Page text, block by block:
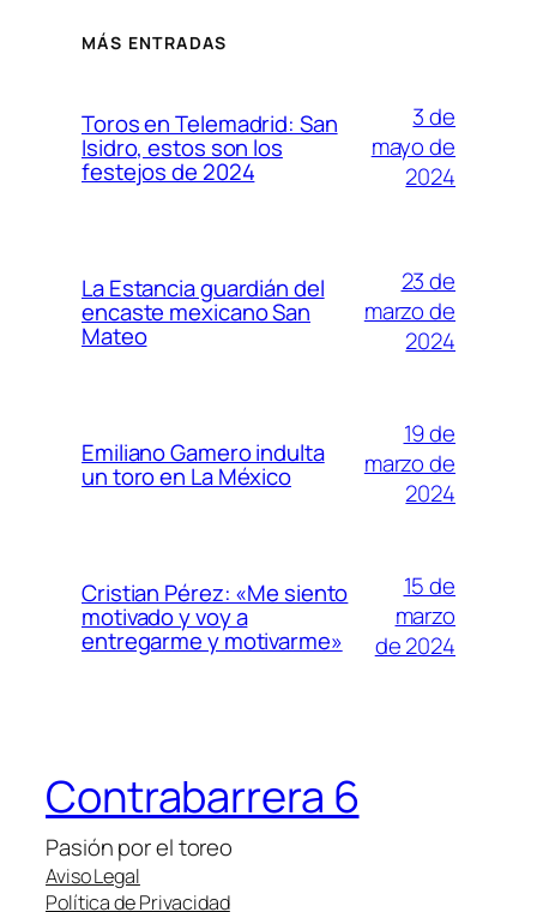
MÁS ENTRADAS
Toros en Telemadrid: San
Isidro, estos son los
festejos de 2024
3 de
mayo de
2024
La Estancia guardián del
encaste mexicano San
Mateo
23 de
marzo de
2024
Emiliano Gamero indulta
un toro en La México
19 de
marzo de
2024
Cristian Pérez: «Me siento
motivado y voy a
entregarme y motivarme»
15 de
marzo
de 2024
Contrabarrera 6
Pasión por el toreo
Aviso Legal
Política de Privacidad